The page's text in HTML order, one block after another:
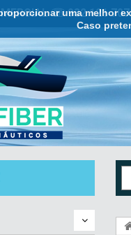
uma melhor
Caso
☏ 932 121 707